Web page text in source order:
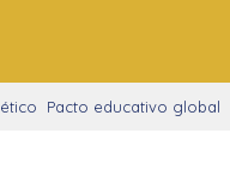
Pacto educativo global